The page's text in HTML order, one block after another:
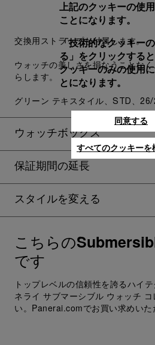
交換用ストラップも付属します。
ウォッチの美しさを損なうことな
らします。
グリーン テキスタイル、STD、26/
ウォッチボックス
保証期間の延長
スタイルを変える
こちらの
です
トップレベルの信頼性を誇るハイ
ネライ サブマーシブル ウォッチ
い。Panerai.comでお買い求めいた
上記のクッキーの使
ことになります。
「技術的なクッキー
る」をクリックする
クッキーのみの使用
とになります。
同意する
すべてのクッキーを